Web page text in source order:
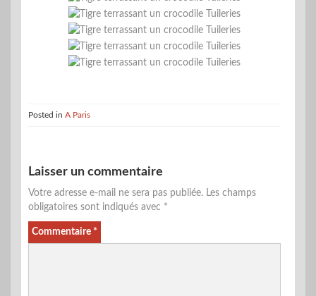
Posted in A Paris
Laisser un commentaire
Votre adresse e-mail ne sera pas publiée. Les champs
obligatoires sont indiqués avec *
Commentaire *